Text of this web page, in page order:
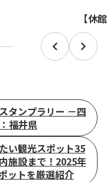
【休
タンプラリー －四
福井県
い観光スポット35
施設まで！2025年
ットを厳選紹介